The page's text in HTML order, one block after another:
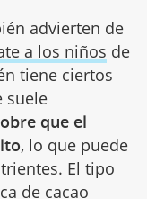
advierten de
a los niños de
tiene ciertos
suele
que el
, lo que puede
El tipo
de cacao